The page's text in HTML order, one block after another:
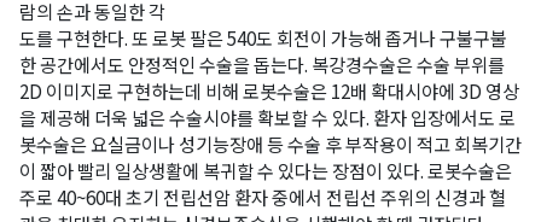
람의 손과 동일한 각
도를 구현한다. 또 로봇 팔은 540도 회전이 가능해 좁거나 구불구불
한 공간에서도 안정적인 수술을 돕는다. 복강경수술은 수술 부위를
2D 이미지로 구현하는데 비해 로봇수술은 12배 확대시야에 3D 영상
을 제공해 더욱 넓은 수술시야를 확보할 수 있다. 환자 입장에서도 로
봇수술은 요실금이나 성기능장애 등 수술 후 부작용이 적고 회복기간
이 짧아 빨리 일상생활에 복귀할 수 있다는 장점이 있다. 로봇수술은
주로 40~60대 초기 전립선암 환자 중에서 전립선 주위의 신경과 혈